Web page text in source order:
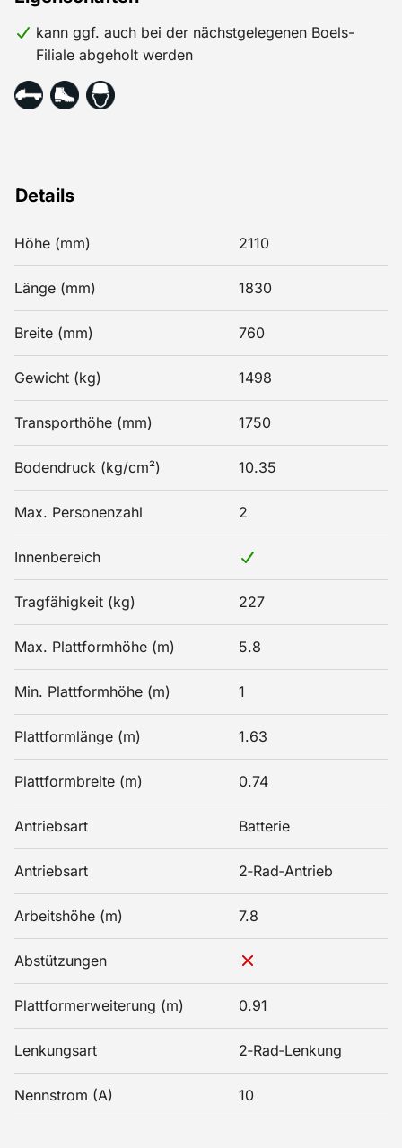
Details
Höhe (mm) 2110
Länge (mm) 1830
Breite (mm) 760
Gewicht (kg) 1498
Transporthöhe (mm) 1750
Bodendruck (kg/cm²) 10.35
Max. Personenzahl 2
Innenbereich
Tragfähigkeit (kg) 227
Max. Plattformhöhe (m) 5.8
Min. Plattformhöhe (m) 1
Plattformlänge (m) 1.63
Plattformbreite (m) 0.74
Antriebsart Batterie
Antriebsart 2‑Rad‑Antrieb
Arbeitshöhe (m) 7.8
Abstützungen
Plattformerweiterung (m) 0.91
Lenkungsart 2‑Rad‑Lenkung
Nennstrom (A) 10
kann ggf. auch bei der nächstgelegenen Boels-
Filiale abgeholt werden